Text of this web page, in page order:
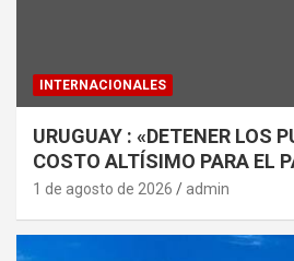
INTERNACIONALES
URUGUAY : «DETENER LOS
COSTO ALTÍSIMO PARA EL
1 de agosto de 2026 admin